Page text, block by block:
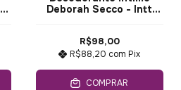
Deborah Secco - Intt
R$98,00
R$88,20 com Pix
COMPRAR